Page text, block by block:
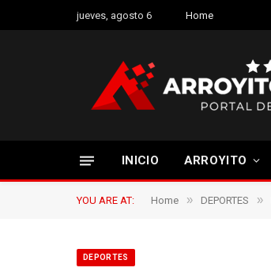
jueves, agosto 6 Home
INICIO ARROYITO
YOU ARE AT: Home » DEPORTES »
DEPORTES